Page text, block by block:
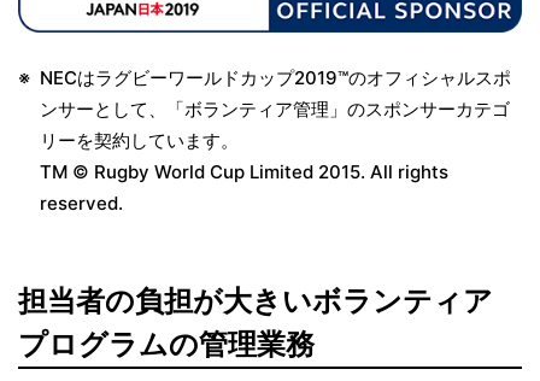
※ NECはラグビーワールドカップ2019™のオフィシャルスポ
ンサーとして、「ボランティア管理」のスポンサーカテゴ
リーを契約しています。
TM © Rugby World Cup Limited 2015. All rights
reserved.
担当者の負担が大きいボランティア
プログラムの管理業務